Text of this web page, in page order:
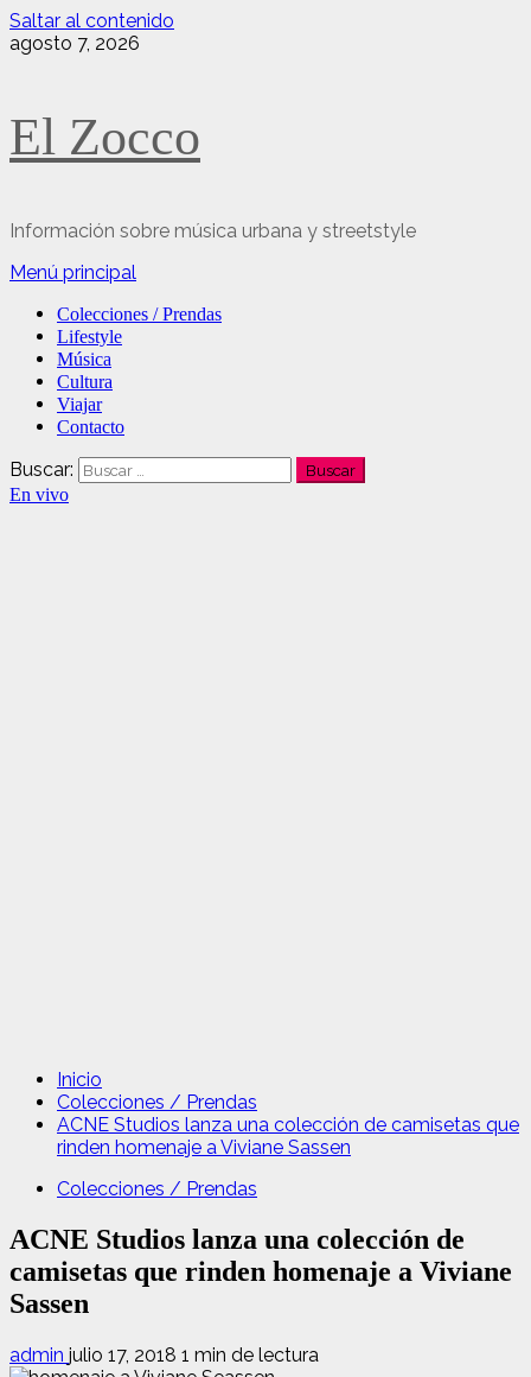
Saltar al contenido
agosto 7, 2026
El Zocco
Información sobre música urbana y streetstyle
Menú principal
Colecciones / Prendas
Lifestyle
Música
Cultura
Viajar
Contacto
Buscar:
En vivo
Inicio
Colecciones / Prendas
ACNE Studios lanza una colección de camisetas que
rinden homenaje a Viviane Sassen
Colecciones / Prendas
ACNE Studios lanza una colección de
camisetas que rinden homenaje a Viviane
Sassen
admin julio 17, 2018 1 min de lectura